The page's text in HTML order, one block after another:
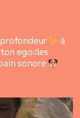
profondeur
à
ego=les
sonore